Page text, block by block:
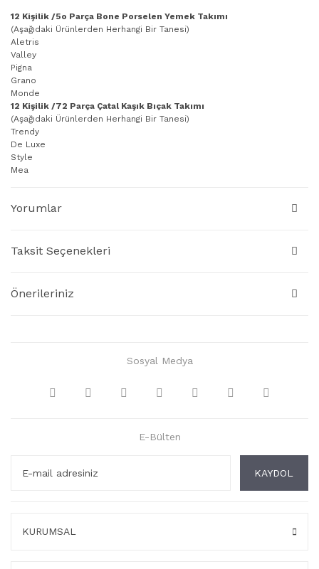
12 Kişilik /5o Parça Bone Porselen Yemek Takımı
(Aşağıdaki Ürünlerden Herhangi Bir Tanesi)
Aletris
Valley
Pigna
Grano
Monde
12 Kişilik /72 Parça Çatal Kaşık Bıçak Takımı
(Aşağıdaki Ürünlerden Herhangi Bir Tanesi)
Trendy
De Luxe
Style
Mea
Yorumlar
Taksit Seçenekleri
Önerileriniz
Sosyal Medya
E-Bülten
KAYDOL
KURUMSAL